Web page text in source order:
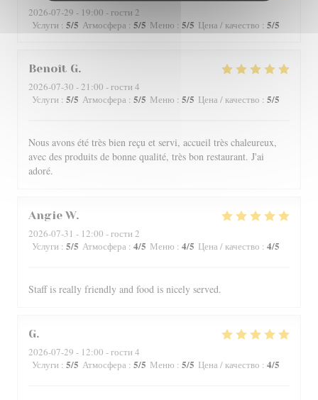
2026-07-29 - 19:00 - гости 2
Услуги : 5/5 Атмосфера : 5/5 Меню : 5/5 Цена / качество : 5/5
Benoît G
2026-07-30 - 21:00 - гости 4
Услуги : 5/5 Атмосфера : 5/5 Меню : 5/5 Цена / качество : 5/5
Nous avons été très bien reçu et servi, accueil très chaleureux,
avec des produits de bonne qualité, très bon restaurant. J'ai
adoré.
Angie W
2026-07-31 - 12:00 - гости 2
Услуги : 5/5 Атмосфера : 4/5 Меню : 4/5 Цена / качество : 4/5
Staff is really friendly and food is nicely served.
G
2026-07-29 - 12:00 - гости 4
Услуги : 5/5 Атмосфера : 5/5 Меню : 5/5 Цена / качество : 4/5